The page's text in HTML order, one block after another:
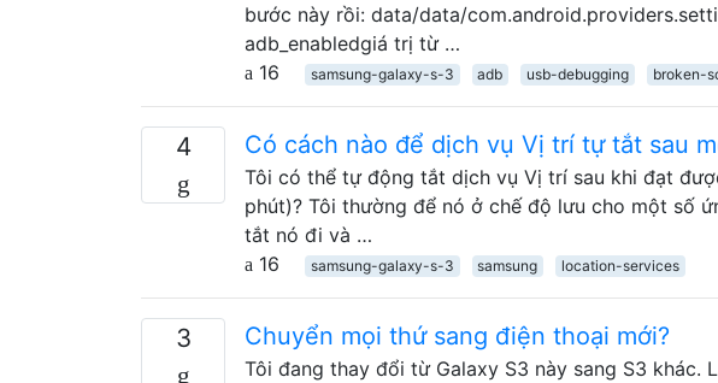
bước này rồi: data/data/
adb_enabledgiá trị từ …
16
samsung-galaxy-s-3 adb usb-debugging broken-
4 Có cách nào để dịch vụ Vị trí tự tắt sau
Tôi có thể tự động tắt dịch vụ Vị trí sau khi đạt
phút)? Tôi thường để nó ở chế độ lưu cho một số
tắt nó đi và …
16
samsung-galaxy-s-3 samsung location-services
3 Chuyển mọi thứ sang điện thoại mới?
Tôi đang thay đổi từ Galaxy S3 này sang S3 khác.